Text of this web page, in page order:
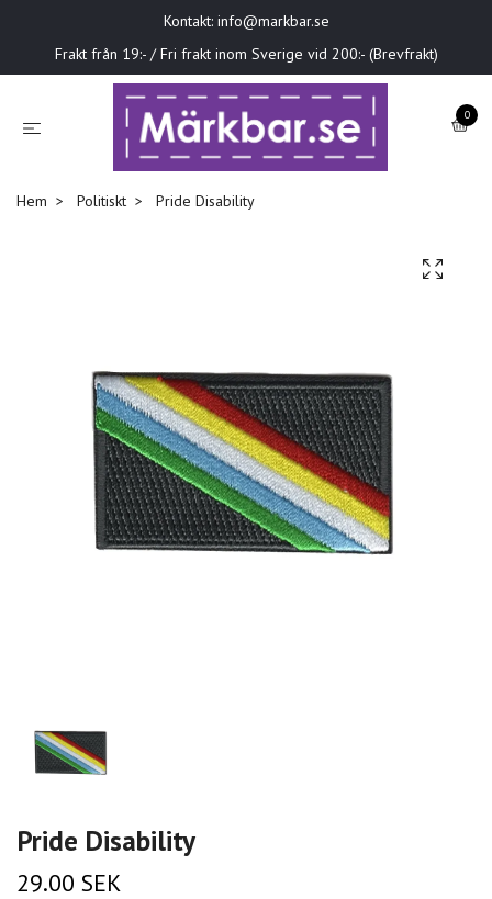
Kontakt: info@markbar.se
Frakt från 19:- / Fri frakt inom Sverige vid 200:- (Brevfrakt)
0
Hem Politiskt Pride Disability
Pride Disability
29.00 SEK